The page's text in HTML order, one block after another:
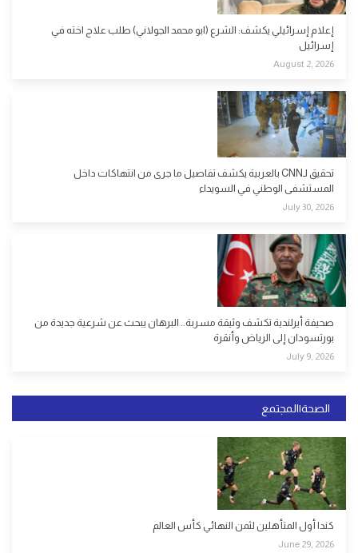
إعلام إسرائيلي يكشف: الشرع (ابو محمد الجولاني) طلب علاج اخته في
إسرائيل
August 2, 2026
تحقيق لـCNN بالعربية يكشف تفاصيل ما جرى من انتهاكات داخل
المستشفى الوطني في السويداء
July 30, 2026
صحيفة أيرلندية تكشف وثيقة مسربة.. البرهان يبحث عن شرعية جديدة من
بورتسودان إلى الرياض وأنقرة
July 9, 2026
الصحة|المجتمع
كندا أول المتأهلين لثمن النهائي كأس العالم
June 29, 2026